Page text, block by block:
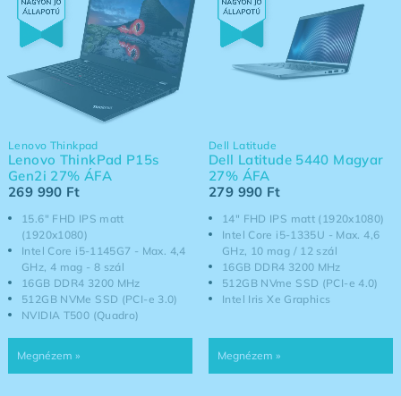
15.6" FHD IPS matt
(1920x1080)
Intel Core i5-1145G7 - Max. 4,4
GHz, 4 mag - 8 szál
16GB DDR4 3200 MHz
512GB NVMe SSD (PCI-e 3.0)
NVIDIA T500 (Quadro)
Lenovo Thinkpad
Lenovo ThinkPad P15s
Gen2i 27% ÁFA
269 990 Ft
14" FHD IPS matt (1920x1080)
Intel Core i5-1335U - Max. 4,6
GHz, 10 mag / 12 szál
16GB DDR4 3200 MHz
512GB NVme SSD (PCI-e 4.0)
Intel Iris Xe Graphics
Dell Latitude
Dell Latitude 5440 Magyar
27% ÁFA
279 990 Ft